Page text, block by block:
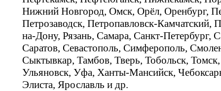
Нижний Новгород, Омск, Орёл, Оренбург,
Петрозаводск, Петропавловск-Камчатский,
на-Дону, Рязань, Самара, Санкт-Петербург,
Саратов, Севастополь, Симферополь,
Сыктывкар, Тамбов, Тверь, Тобольск,
Ульяновск, Уфа, Ханты-Мансийск,
Элиста, Ярославль и др.